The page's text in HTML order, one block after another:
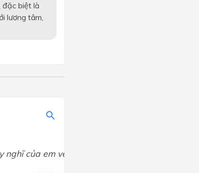
đặc biệt là
lương tâm,
của em về vấn đề đó?